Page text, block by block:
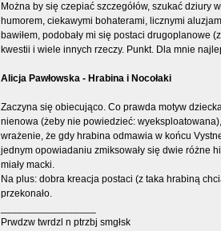
Można by się czepiać szczegółów, szukać dziury
humorem, ciekawymi bohaterami, licznymi
bawiłem, podobały mi się postaci drugoplanowe
kwestii i wiele innych rzeczy. Punkt. Dla mnie
Alicja Pawłowska - Hrabina i Nocołaki
Zaczyna się obiecująco. Co prawda motyw
nienowa (żeby nie powiedzieć:
wrażenie, że gdy hrabina odmawia w końcu
jednym opowiadaniu zmiksowały się dwie różne
miały macki.
Na plus: dobra kreacja postaci (z taka hrabiną
przekonało.
Prwdzw twrdzl n ptrzbj smgłsk